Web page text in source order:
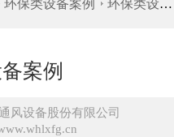
环保类设备案例 环保类设备案例
案例
风设备股份有限公司